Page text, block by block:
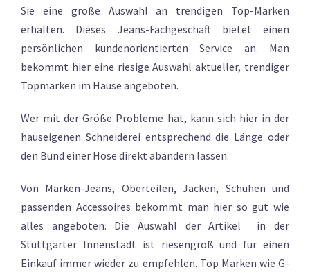
Sie eine große Auswahl an trendigen Top-Marken
erhalten. Dieses Jeans-Fachgeschäft bietet einen
persönlichen kundenorientierten Service an. Man
bekommt hier eine riesige Auswahl aktueller, trendiger
Topmarken im Hause angeboten.
Wer mit der Größe Probleme hat, kann sich hier in der
hauseigenen Schneiderei entsprechend die Länge oder
den Bund einer Hose direkt abändern lassen.
Von Marken-Jeans, Oberteilen, Jacken, Schuhen und
passenden Accessoires bekommt man hier so gut wie
alles angeboten. Die Auswahl der Artikel in der
Stuttgarter Innenstadt ist riesengroß und für einen
Einkauf immer wieder zu empfehlen. Top Marken wie G-